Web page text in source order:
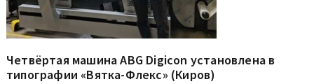
Четвёртая машина ABG Digicon установлена в
типографии «Вятка-Флекс» (Киров)